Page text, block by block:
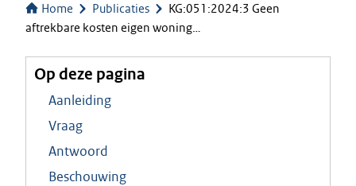
Home Publicaties
KG:051:2024:3 Geen
aftrekbare kosten eigen woning…
Op deze pagina
Aanleiding
Vraag
Antwoord
Beschouwing